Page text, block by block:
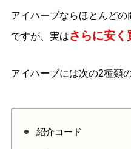
アイハーブならほとんど
ですが、実はさらに安く
アイハーブには次の2種類
紹介コード